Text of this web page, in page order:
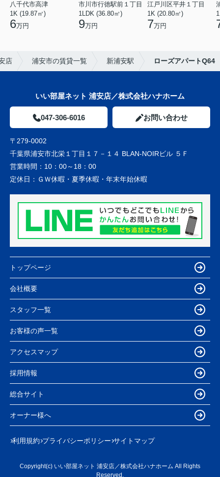
八千代市高津
1K (19.87㎡)
6万円
市川市行徳駅前１丁目
1LDK (36.80㎡)
9万円
江戸川区平井１丁目
1K (20.80㎡)
7万円
店 浦安市の賃貸一覧 新浦安駅 ローズアパートQ64
いい部屋ネット 浦安店／株式会社ハナホーム
047-306-6016 お問い合わせ
〒279-0002
千葉県浦安市北栄１丁目１７－１４ BLAN-NOIRビル ５Ｆ
営業時間： 10：00～18：00
定休日： ＧＷ休暇・夏季休暇・年末年始休暇
トップページ
会社概要
スタッフ一覧
お客様の声一覧
アクセスマップ
採用情報
総合サイト
オーナー様へ
利用規約 プライバシーポリシー サイトマップ
Copyright(c) いい部屋ネット 浦安店／株式会社ハナホーム All Rights
Reserved.